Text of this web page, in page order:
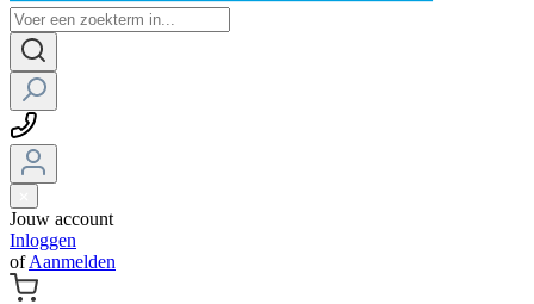
Jouw account
Inloggen
ofAanmelden